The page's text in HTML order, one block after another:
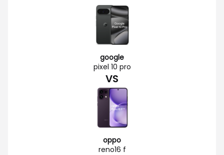
google
pixel 10 pro
VS
oppo
reno16 f